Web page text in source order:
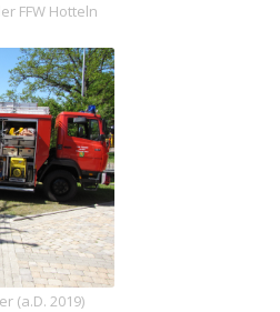
FFW Hotteln
(a.D. 2019)